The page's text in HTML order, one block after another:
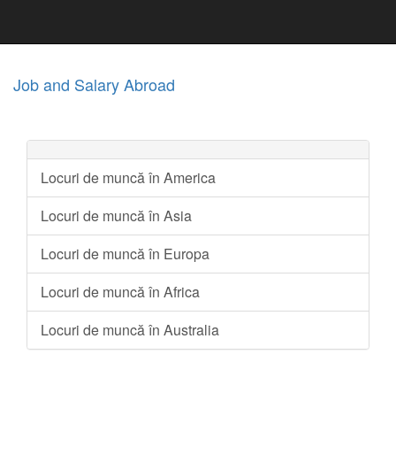
Job and Salary Abroad
Locuri de muncă în America
Locuri de muncă în Asia
Locuri de muncă în Europa
Locuri de muncă în Africa
Locuri de muncă în Australia